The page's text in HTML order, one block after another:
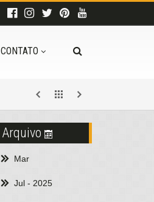
CONTATO
Arquivo
Mar
Jul - 2025